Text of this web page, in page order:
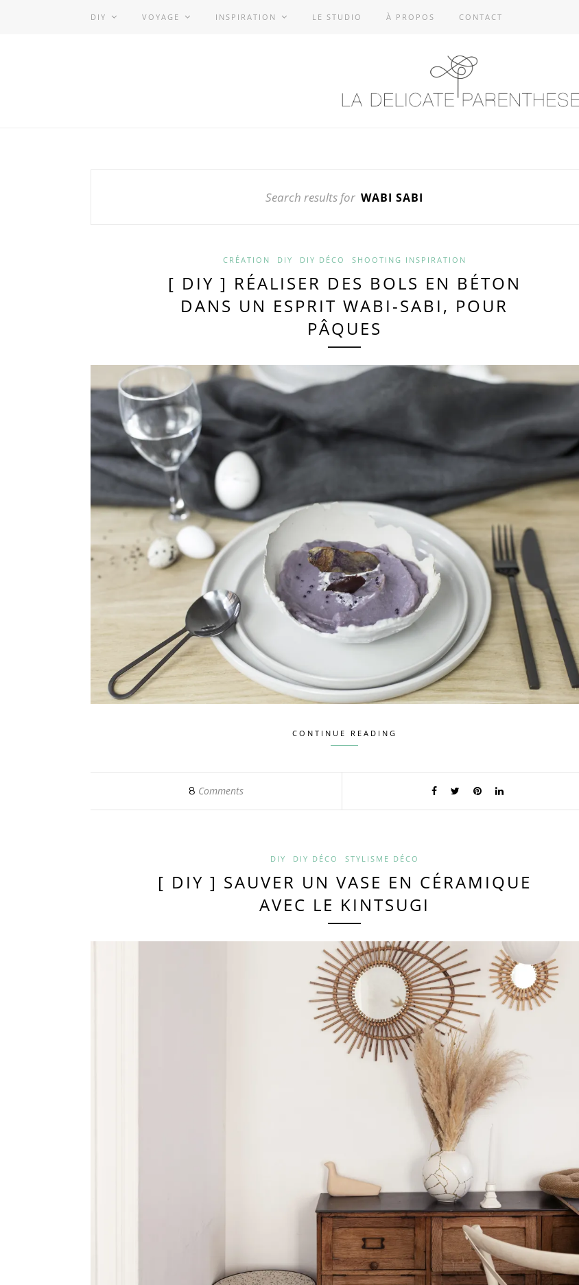
DIY VOYAGE INSPIRATION LE STUDIO À PROPOS CONTACT
Search results for WABI SABI
CRÉATION DIY DIY DÉCO SHOOTING INSPIRATION
[ DIY ] RÉALISER DES BOLS EN BÉTON
DANS UN ESPRIT WABI-SABI, POUR
PÂQUES
CONTINUE READING
8 Comments
DIY DIY DÉCO STYLISME DÉCO
[ DIY ] SAUVER UN VASE EN CÉRAMIQUE
AVEC LE KINTSUGI